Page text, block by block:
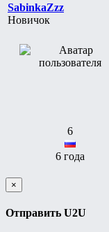
SabinkaZzz
Новичок
6
6 года
×
Отправить U2U